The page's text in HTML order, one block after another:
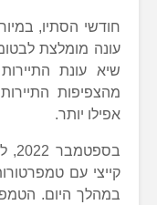
חודשי הסתיו,
עונה מומלצת
שיא עונת
מהצפיפות
אפילו יותר.
במהלך היום.